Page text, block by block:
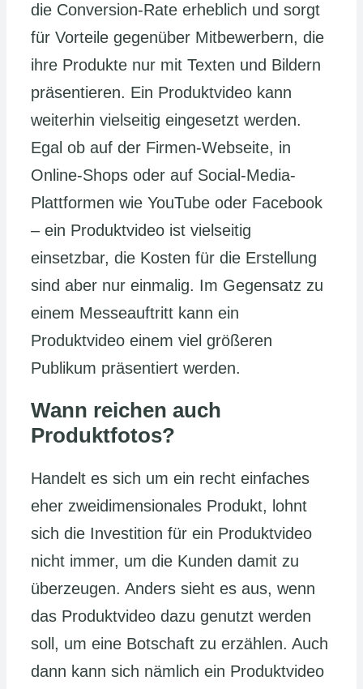
die Conversion-Rate erheblich und sorgt
für Vorteile gegenüber Mitbewerbern, die
ihre Produkte nur mit Texten und Bildern
präsentieren. Ein Produktvideo kann
weiterhin vielseitig eingesetzt werden.
Egal ob auf der Firmen-Webseite, in
Online-Shops oder auf Social-Media-
Plattformen wie YouTube oder Facebook
– ein Produktvideo ist vielseitig
einsetzbar, die Kosten für die Erstellung
sind aber nur einmalig. Im Gegensatz zu
einem Messeauftritt kann ein
Produktvideo einem viel größeren
Publikum präsentiert werden.
Wann reichen auch
Produktfotos?
Handelt es sich um ein recht einfaches
eher zweidimensionales Produkt, lohnt
sich die Investition für ein Produktvideo
nicht immer, um die Kunden damit zu
überzeugen. Anders sieht es aus, wenn
das Produktvideo dazu genutzt werden
soll, um eine Botschaft zu erzählen. Auch
dann kann sich nämlich ein Produktvideo